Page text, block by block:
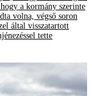
a kormány szerinte
volna, végső soron
által visszatartott
tette